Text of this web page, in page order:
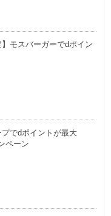
】モスバーガーでdポイン
でdポイントが最大
ペーン